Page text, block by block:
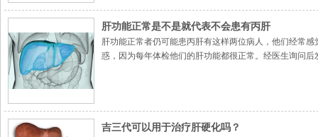
肝功能正常是不是就代表不会患有丙肝
肝功能正常者仍可能患丙肝有这样两位病人，他们经常
惑，因为每年体检他们的肝功能都很正常。经医生询问
吉三代可以用于治疗肝硬化吗？